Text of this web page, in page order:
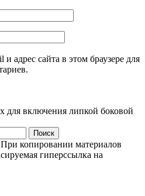
адрес сайта в этом браузере для
для включения липкой боковой
копировании материалов
гиперссылка на